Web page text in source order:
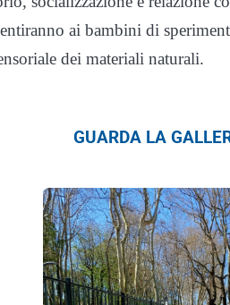
ai bambini di
dei materiali naturali.
GUARDA LA